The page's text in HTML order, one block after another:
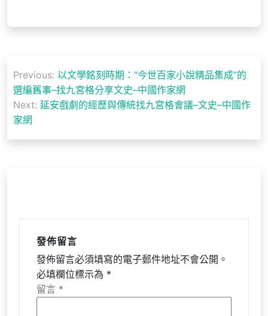
章
導
覽
Previous: 以文學銘刻時期：“今世百家小說精品集成”的
選編舊事–找九宮格分享文史–中國作家網
Next: 延安戲劇的經歷與傳統找九宮格會議–文史–中國作
家網
發佈留言
發佈留言必須填寫的電子郵件地址不會公開。
必填欄位標示為 *
留言 *